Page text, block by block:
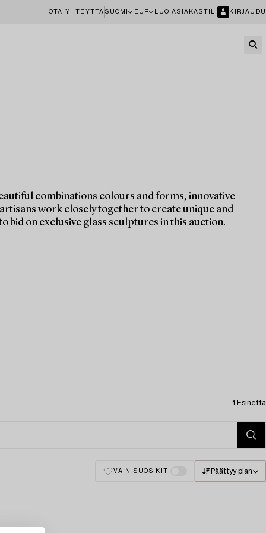
OTA YHTEYTTÄ SUOMI EUR LUO ASIAKASTILI KIRJAUDU
combinations colours and forms, innovative
work closely together to create unique and
on exclusive glass sculptures in this auction.
1 Esinettä
VAIN SUOSIKIT Päättyy pian